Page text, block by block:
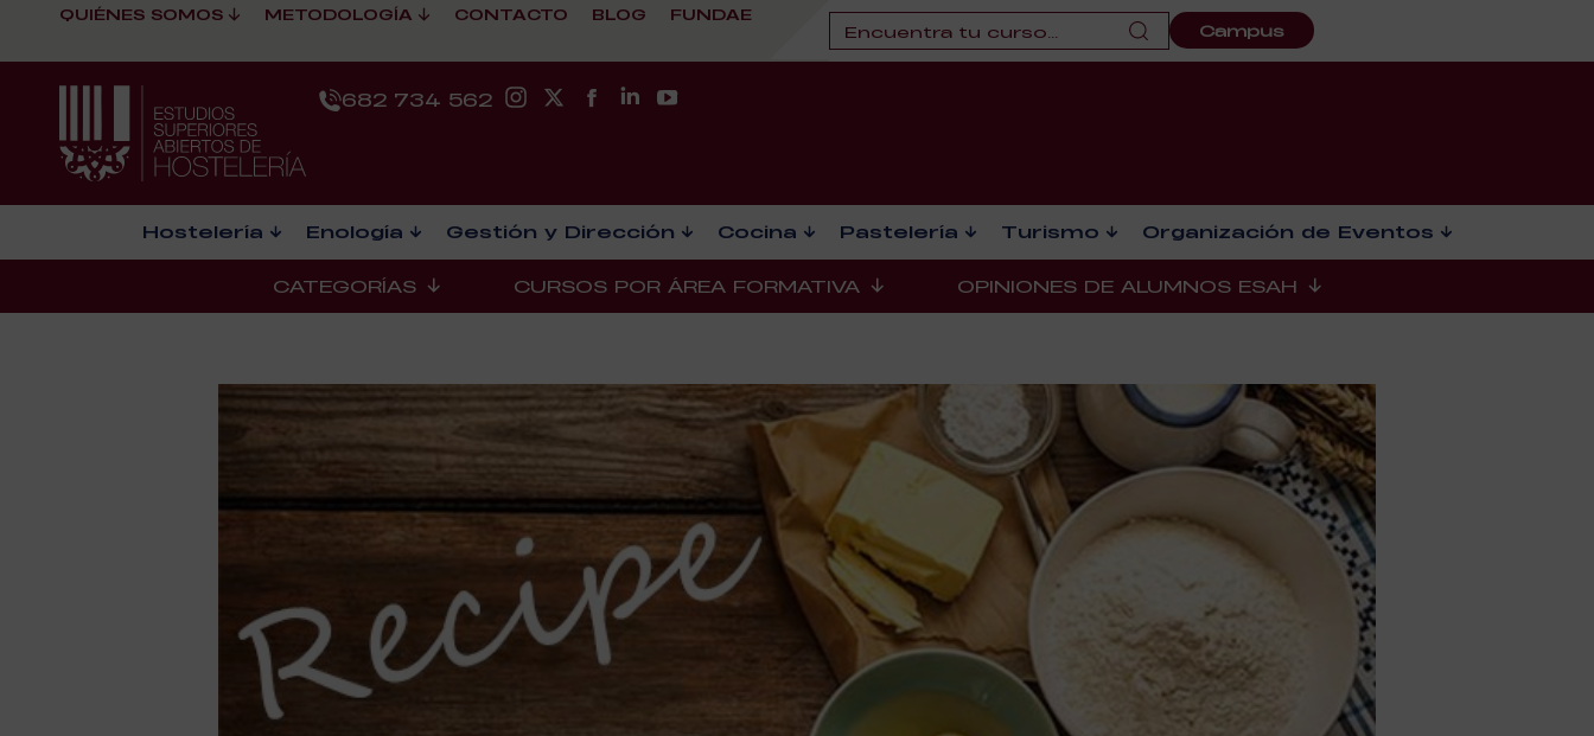
QUIÉNES SOMOS METODOLOGÍA CONTACTO BLOG FUNDAE
Campus
682 734 562
Hostelería Enología Gestión y Dirección Cocina Pastelería Turismo Organización de Eventos
CATEGORÍAS CURSOS POR ÁREA FORMATIVA OPINIONES DE ALUMNOS ESAH